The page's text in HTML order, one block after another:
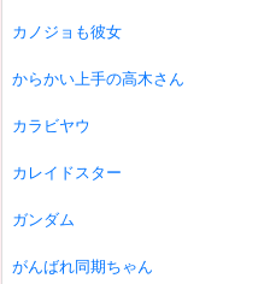
カノジョも彼女
からかい上手の高木さん
カラビヤウ
カレイドスター
ガンダム
がんばれ同期ちゃん